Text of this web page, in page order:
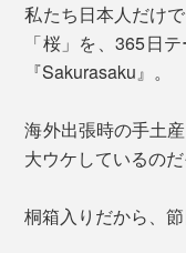
私たち日本人だけ
「桜」を、365日
『Sakurasaku』。
海外出張時の手土
大ウケしているのだ
桐箱入りだから、